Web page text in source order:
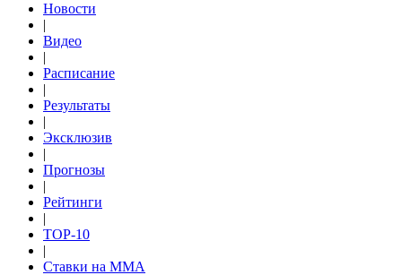
Новости
|
Видео
|
Расписание
|
Результаты
|
Эксклюзив
|
Прогнозы
|
Рейтинги
|
TOP-10
|
Ставки на ММА